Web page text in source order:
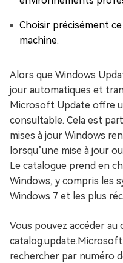
Choisir précisément
machine.
Alors que Windows
jour automatiques et
Microsoft Update offre
consultable. Cela est
mises à jour Windows
lorsqu’une mise à jour
Le catalogue prend en
Windows, y compris les
Windows 7 et les plus
Vous pouvez accéder au
rechercher par numéro